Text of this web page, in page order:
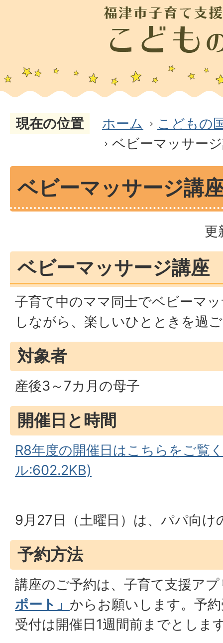
現在の位置 ホーム
こどもの
ベビーマッサー
ベビーマッサージ講
更
ベビーマッサージ講座
子育て中のママ同士でベビーマ
しながら、楽しいひとときを過
対象者
産後3～7カ月の母子
開催日と時間
R8年度の開催日はこちらをご覧
ル:602.2KB)
9月27日（土曜日）は、パパ向け
予約方法
講座のご予約は、子育て支援ア
ポート」 からお願いします。予
受付は開催日1週間前までとしま